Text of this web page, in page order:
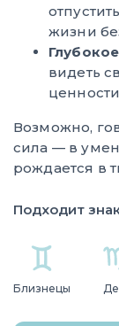
жизни
видеть
Возможно,
сила — в
рождается в
Подходит
Близнецы